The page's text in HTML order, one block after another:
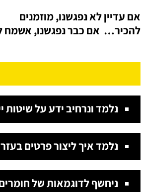
אם עדיין לא נפגשנו, מוזמנים
להכיר… אם כבר נפגשנו, אשמח
נלמד ונרחיב ידע על שיטות
נלמד איך ליצור פרטים
ניחשף לדוגמאות של